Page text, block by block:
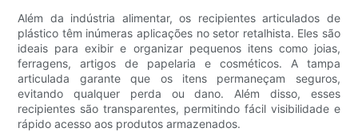
Além da indústria alimentar, os recipientes articulados de
plástico têm inúmeras aplicações no setor retalhista. Eles são
ideais para exibir e organizar pequenos itens como joias,
ferragens, artigos de papelaria e cosméticos. A tampa
articulada garante que os itens permaneçam seguros,
evitando qualquer perda ou dano. Além disso, esses
recipientes são transparentes, permitindo fácil visibilidade e
rápido acesso aos produtos armazenados.